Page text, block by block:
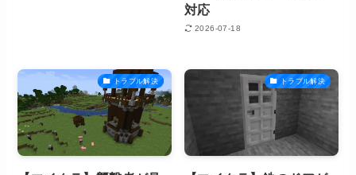
対応
2026-07-18
トラブル解決 トラブル解決